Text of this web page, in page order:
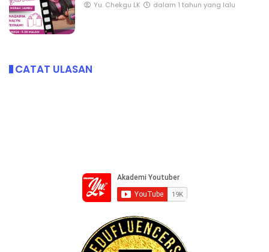
Yu. Chekgu LK dalam 1 tahun yang lalu
CATAT ULASAN